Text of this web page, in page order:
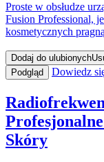
Proste w obsłudze
Fusion Professional,
kosmetycznych
Dodaj do ulubionych
Podgląd
Dowiedz
Skóry